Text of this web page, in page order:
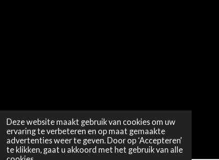
Deze website maakt gebruik van cookies om uw
ervaring te verbeteren en op maat gemaakte
advertenties weer te geven. Door op ‘Accepteren’
te klikken, gaat u akkoord met het gebruik van alle